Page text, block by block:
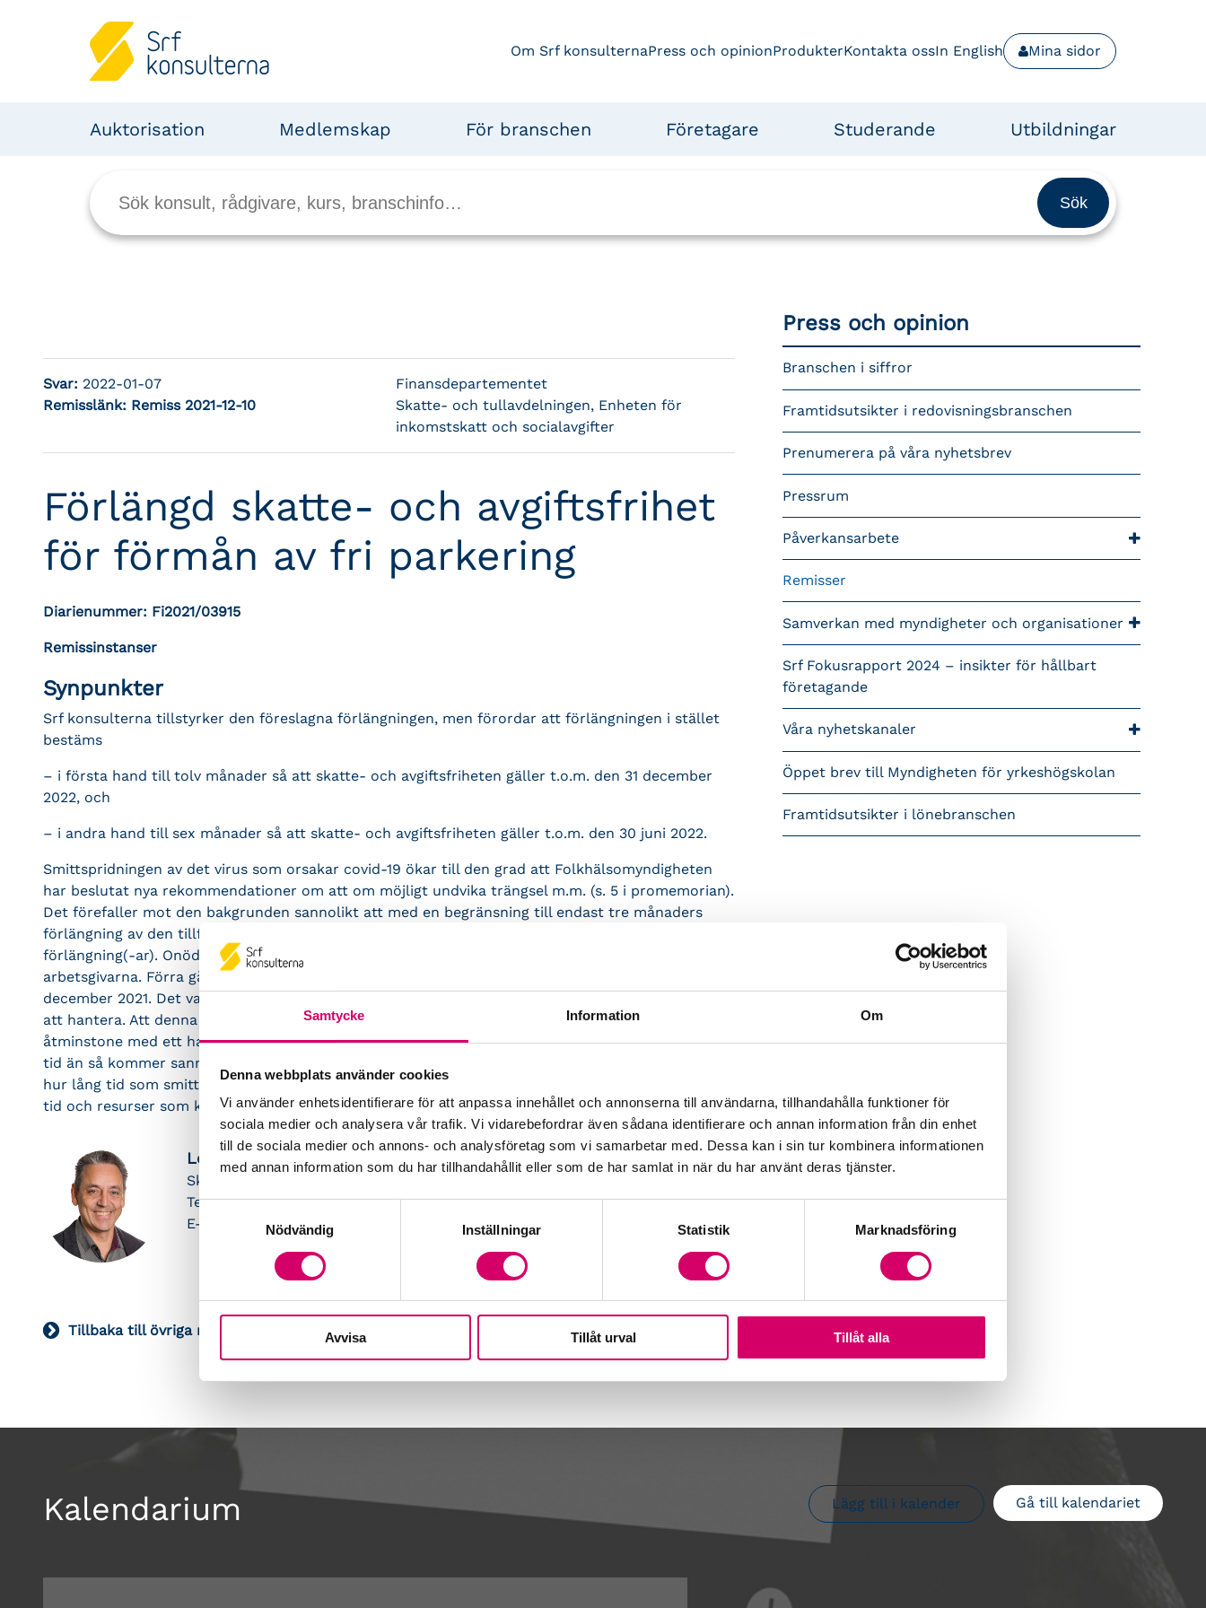
Samtycke Information Om
Denna webbplats använder cookies
Vi använder enhetsidentifierare för att anpassa innehållet och annonserna till användarna, tillhandahålla funktioner för
sociala medier och analysera vår trafik. Vi vidarebefordrar även sådana identifierare och annan information från din enhet
till de sociala medier och annons- och analysföretag som vi samarbetar med. Dessa kan i sin tur kombinera informationen
med annan information som du har tillhandahållit eller som de har samlat in när du har använt deras tjänster.
Samtyckesval
Nödvändig
Inställningar Statistik Marknadsföring
Avvisa Tillåt urval Tillåt alla
Om Srf konsulternaPress och opinionProdukterKontakta ossIn English Mina sidor
Auktorisation Medlemskap För branschen Företagare Studerande Utbildningar
Svar: 2022-01-07
Remisslänk: Remiss 2021-12-10
Finansdepartementet
Skatte- och tullavdelningen, Enheten för
inkomstskatt och socialavgifter
Förlängd skatte- och avgiftsfrihet
för förmån av fri parkering
Diarienummer: Fi2021/03915
Remissinstanser
Synpunkter
Srf konsulterna tillstyrker den föreslagna förlängningen, men förordar att förlängningen i stället
bestäms
– i första hand till tolv månader så att skatte- och avgiftsfriheten gäller t.o.m. den 31 december
2022, och
– i andra hand till sex månader så att skatte- och avgiftsfriheten gäller t.o.m. den 30 juni 2022.
Smittspridningen av det virus som orsakar covid-19 ökar till den grad att Folkhälsomyndigheten
har beslutat nya rekommendationer om att om möjligt undvika trängsel m.m. (s. 5 i promemorian).
Det förefaller mot den bakgrunden sannolikt att med en begränsning till endast tre månaders
förlängning av den tillfälliga skatte- och avgiftsfriheten så kan vi se fram emot ytterligare
förlängning(-ar). Onödigt frekventa justeringar av gällande rätt medför ovisshet och merarbete för
arbetsgivarna. Förra gången förlängdes skatte- och avgiftsfriheten ett år, den 1 januari – den 31
december 2021. Det var en rimlig tid, som också sammanföll med kalenderåret och därför enkelt
att hantera. Att denna gång förlänga skatte- och avgiftsfriheten med ytterligare ett år eller
åtminstone med ett halvår förefaller mot nämnda bakgrund rimligt. En förlängning med kortare
tid än så kommer sannolikt medföra behov av ytterligare förlängning. Bättre att vid ovisshet om
hur lång tid som smittspridningen kan förväntas pågå ta till en något generösare tid än att lägga
tid och resurser som kan användas till annat på förlängningar.
Leif Hagström
Skattejurist
Tel: 010-483 80 59
E-post:
leif.hagstrom@srfkonsult.se
Tillbaka till övriga remisser
Press och opinion
Branschen i siffror
Framtidsutsikter i redovisningsbranschen
Prenumerera på våra nyhetsbrev
Pressrum
Påverkansarbete
Remisser
Samverkan med myndigheter och organisationer
Srf Fokusrapport 2024 – insikter för hållbart
företagande
Våra nyhetskanaler
Öppet brev till Myndigheten för yrkeshögskolan
Framtidsutsikter i lönebranschen
Kalendarium Gå till kalendariet
Lägg till i kalender